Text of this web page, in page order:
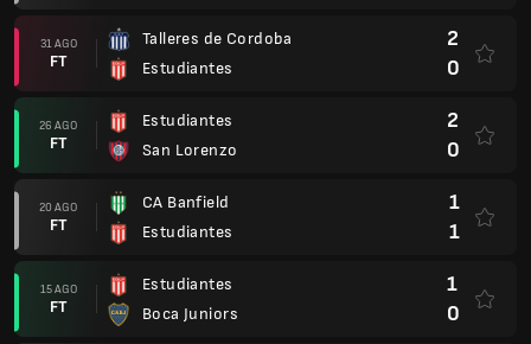
31 AGO
FT
Talleres de Cordoba
Estudiantes
2
0
26 AGO
FT
Estudiantes
San Lorenzo
2
0
20 AGO
FT
CA Banfield
Estudiantes
1
1
15 AGO
FT
Estudiantes
Boca Juniors
1
0